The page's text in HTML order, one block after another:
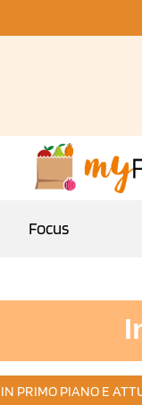
Focus
IN PRIMO PIANO E